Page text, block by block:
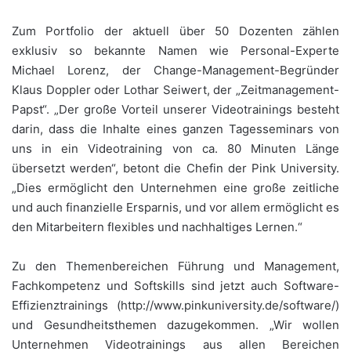
Zum Portfolio der aktuell über 50 Dozenten zählen
exklusiv so bekannte Namen wie Personal-Experte
Michael Lorenz, der Change-Management-Begründer
Klaus Doppler oder Lothar Seiwert, der „Zeitmanagement-
Papst“. „Der große Vorteil unserer Videotrainings besteht
darin, dass die Inhalte eines ganzen Tagesseminars von
uns in ein Videotraining von ca. 80 Minuten Länge
übersetzt werden“, betont die Chefin der Pink University.
„Dies ermöglicht den Unternehmen eine große zeitliche
und auch finanzielle Ersparnis, und vor allem ermöglicht es
den Mitarbeitern flexibles und nachhaltiges Lernen.“
Zu den Themenbereichen Führung und Management,
Fachkompetenz und Softskills sind jetzt auch Software-
Effizienztrainings (http://www.pinkuniversity.de/software/)
und Gesundheitsthemen dazugekommen. „Wir wollen
Unternehmen Videotrainings aus allen Bereichen